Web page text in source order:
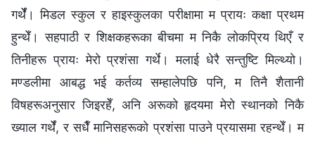
गर्थेँ। मिडल स्कुल र हाइस्कुलका परीक्षामा म प्रायः कक्षा प्रथम
हुन्थेँ। सहपाठी र शिक्षकहरूका बीचमा म निकै लोकप्रिय थिएँ र
तिनीहरू प्रायः मेरो प्रशंसा गर्थे। मलाई धेरै सन्तुष्टि मिल्थ्यो।
मण्डलीमा आबद्ध भई कर्तव्य सम्हालेपछि पनि, म तिनै शैतानी
विषहरूअनुसार जिइरहेँ, अनि अरूको हृदयमा मेरो स्थानको निकै
ख्याल गर्थेँ, र सधैँ मानिसहरूको प्रशंसा पाउने प्रयासमा रहन्थेँ। म